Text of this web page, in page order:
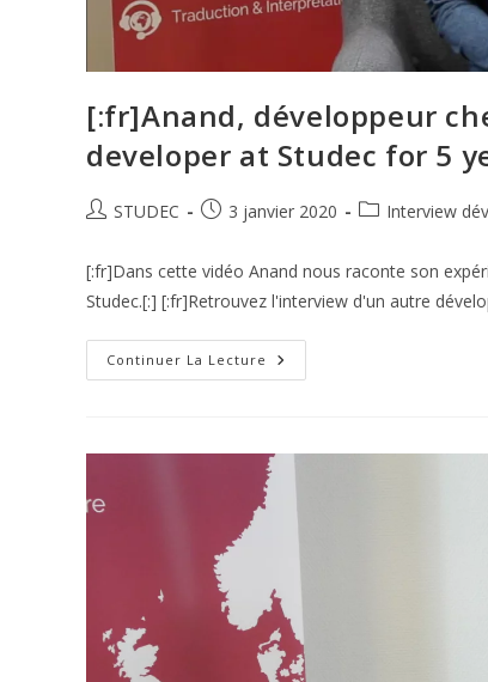
[:fr]Anand, développeur
developer at Studec for 5
STUDEC 3 janvier 2020 Interview
[:fr]Dans cette vidéo Anand nous raconte son
Studec.[:] [:fr]Retrouvez l'interview d'un autre
Continuer La Lecture